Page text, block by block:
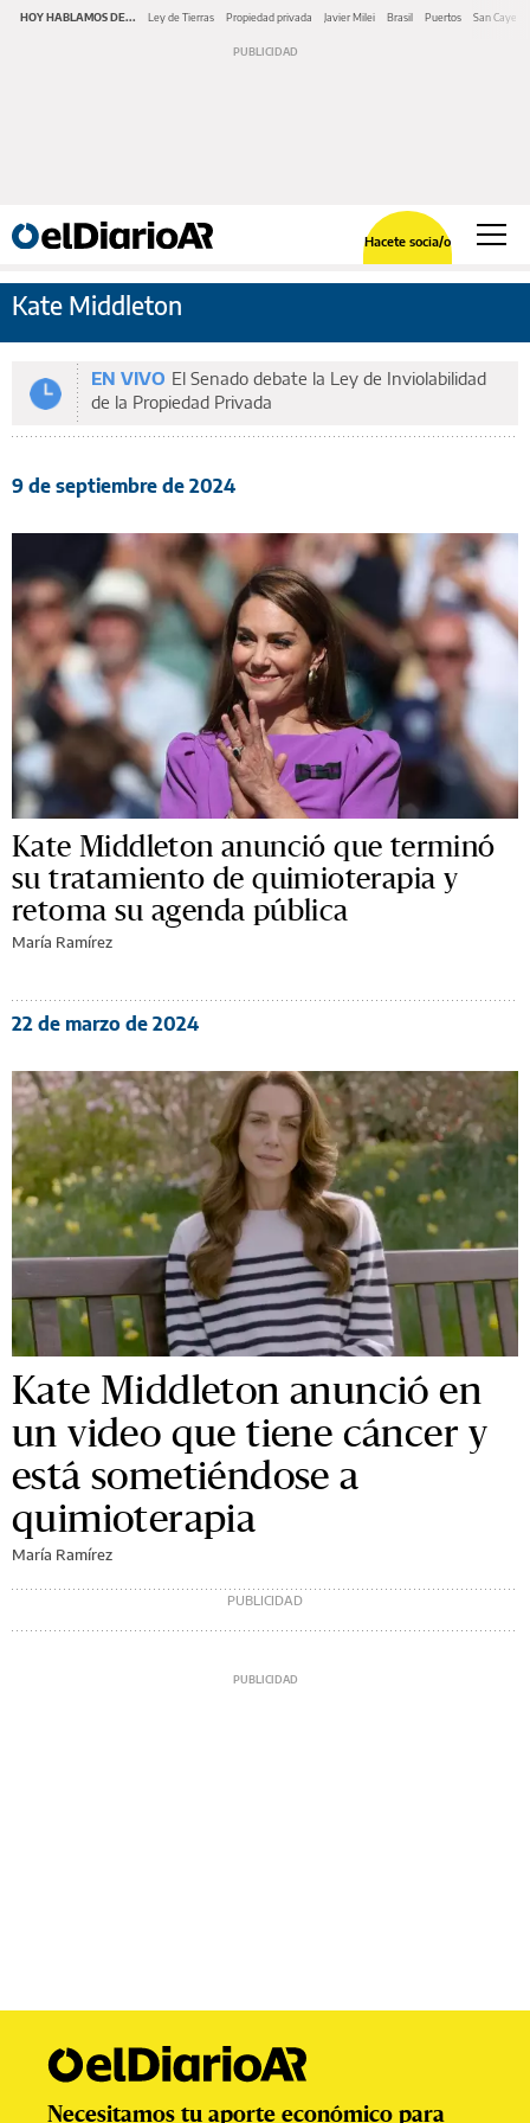
HOY HABLAMOS DE... Ley de Tierras Propiedad privada Javier Milei Brasil Puertos San
Hacete socia/o
Kate Middleton
EN VIVO El Senado debate la Ley de Inviolabilidad
de la Propiedad Privada
9 de septiembre de 2024
Kate Middleton anunció que terminó
su tratamiento de quimioterapia y
retoma su agenda pública
María Ramírez
22 de marzo de 2024
Kate Middleton anunció en
un video que tiene cáncer y
está sometiéndose a
quimioterapia
María Ramírez
Necesitamos tu aporte económico para